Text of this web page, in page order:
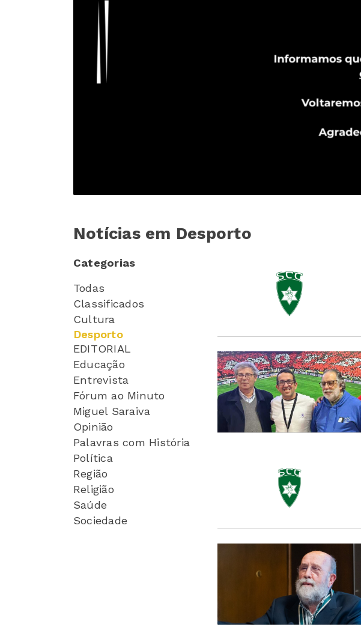
Notícias em Desporto
Categorias
Todas
Classificados
Cultura
Desporto
EDITORIAL
Educação
Entrevista
Fórum ao Minuto
Miguel Saraiva
Opinião
Palavras com História
Política
Região
Religião
Saúde
Sociedade